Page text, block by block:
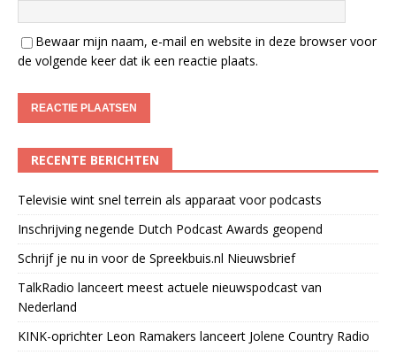
Bewaar mijn naam, e-mail en website in deze browser voor
de volgende keer dat ik een reactie plaats.
RECENTE BERICHTEN
Televisie wint snel terrein als apparaat voor podcasts
Inschrijving negende Dutch Podcast Awards geopend
Schrijf je nu in voor de Spreekbuis.nl Nieuwsbrief
TalkRadio lanceert meest actuele nieuwspodcast van
Nederland
KINK-oprichter Leon Ramakers lanceert Jolene Country Radio